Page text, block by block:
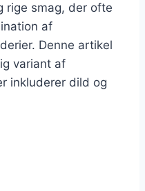
rige smag, der ofte
af
Denne artikel
variant af
inkluderer dild og